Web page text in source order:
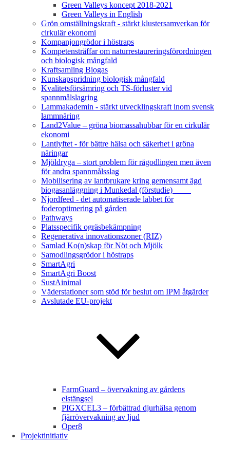
Green Valleys koncept 2018-2021
Green Valleys in English
Grön omställningskraft - stärkt klustersamverkan för
cirkulär ekonomi
Kompanjongrödor i höstraps
Kompetensträffar om naturrestaureringsförordningen
och biologisk mångfald
Kraftsamling Biogas
Kunskapspridning biologisk mångfald
Kvalitetsförsämring och TS-förluster vid
spannmålslagring
Lammakademin - stärkt utvecklingskraft inom svensk
lammnäring
Land2Value – gröna biomassahubbar för en cirkulär
ekonomi
Lantlyftet - för bättre hälsa och säkerhet i gröna
näringar
Mjöldryga – stort problem för rågodlingen men även
för andra spannmålsslag
Mobilisering av lantbrukare kring gemensamt ägd
biogasanläggning i Munkedal (förstudie)
Njordfeed - det automatiserade labbet för
foderoptimering på gården
Pathways
Platsspecifik ogräsbekämpning
Regenerativa innovationszoner (RIZ)
Samlad Ko(n)skap för Nöt och Mjölk
Samodlingsgrödor i höstraps
SmartAgri
SmartAgri Boost
SustAinimal
Väderstationer som stöd för beslut om IPM åtgärder
Avslutade EU-projekt
FarmGuard – övervakning av gårdens
elstängsel
PIGXCEL3 – förbättrad djurhälsa genom
fjärrövervakning av ljud
Oper8
Projektinitiativ